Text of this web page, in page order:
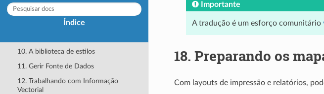
Índice
7. Visualizing Maps
8. Ferramentas gerais
10. A biblioteca de estilos
11. Gerir Fonte de Dados
12. Trabalhando com Informação
Vectorial
Importante
A tradução é um esforço comunitário
18. Preparando os
Com layouts de impressão e relatórios,